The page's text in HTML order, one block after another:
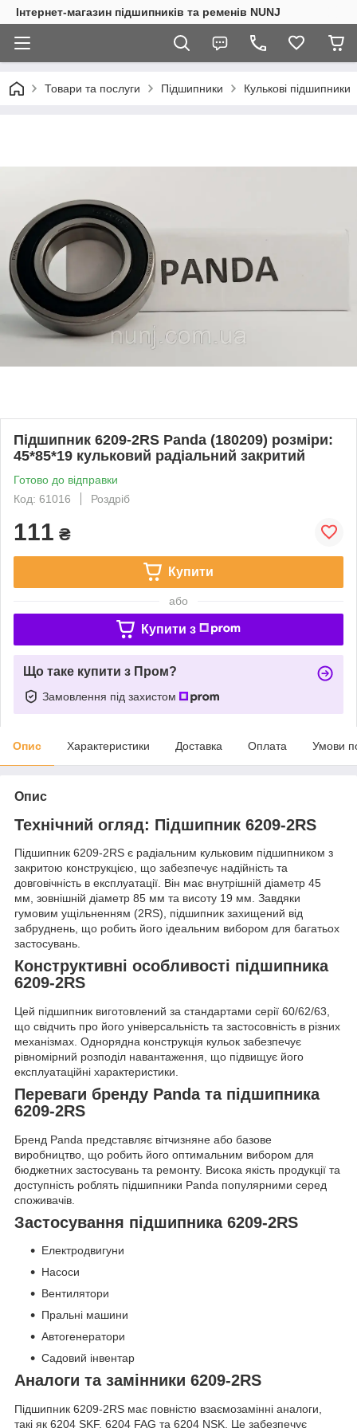
Інтернет-магазин підшипників та ременів NUNJ
Товари та послуги Підшипники Кулькові підшипники
Підшипник 6209-2RS Panda (180209) розміри:
45*85*19 кульковий радіальний закритий
Готово до відправки
Код: 61016
Роздріб
111 ₴
Купити
або
Купити з
Що таке купити з Пром?
Замовлення під захистом
Опис Характеристики Доставка Оплата Умови
Опис
Технічний огляд: Підшипник 6209-2RS
Підшипник 6209-2RS є радіальним кульковим підшипником з
закритою конструкцією, що забезпечує надійність та
довговічність в експлуатації. Він має внутрішній діаметр 45
мм, зовнішній діаметр 85 мм та висоту 19 мм. Завдяки
гумовим ущільненням (2RS), підшипник захищений від
забруднень, що робить його ідеальним вибором для багатьох
застосувань.
Конструктивні особливості підшипника
6209-2RS
Цей підшипник виготовлений за стандартами серії 60/62/63,
що свідчить про його універсальність та застосовність в різних
механізмах. Однорядна конструкція кульок забезпечує
рівномірний розподіл навантаження, що підвищує його
експлуатаційні характеристики.
Переваги бренду Panda та підшипника
6209-2RS
Бренд Panda представляє вітчизняне або базове
виробництво, що робить його оптимальним вибором для
бюджетних застосувань та ремонту. Висока якість продукції та
доступність роблять підшипники Panda популярними серед
споживачів.
Застосування підшипника 6209-2RS
Електродвигуни
Насоси
Вентилятори
Пральні машини
Автогенератори
Садовий інвентар
Аналоги та замінники 6209-2RS
Підшипник 6209-2RS має повністю взаємозамінні аналоги,
такі як 6204 SKF, 6204 FAG та 6204 NSK. Це забезпечує